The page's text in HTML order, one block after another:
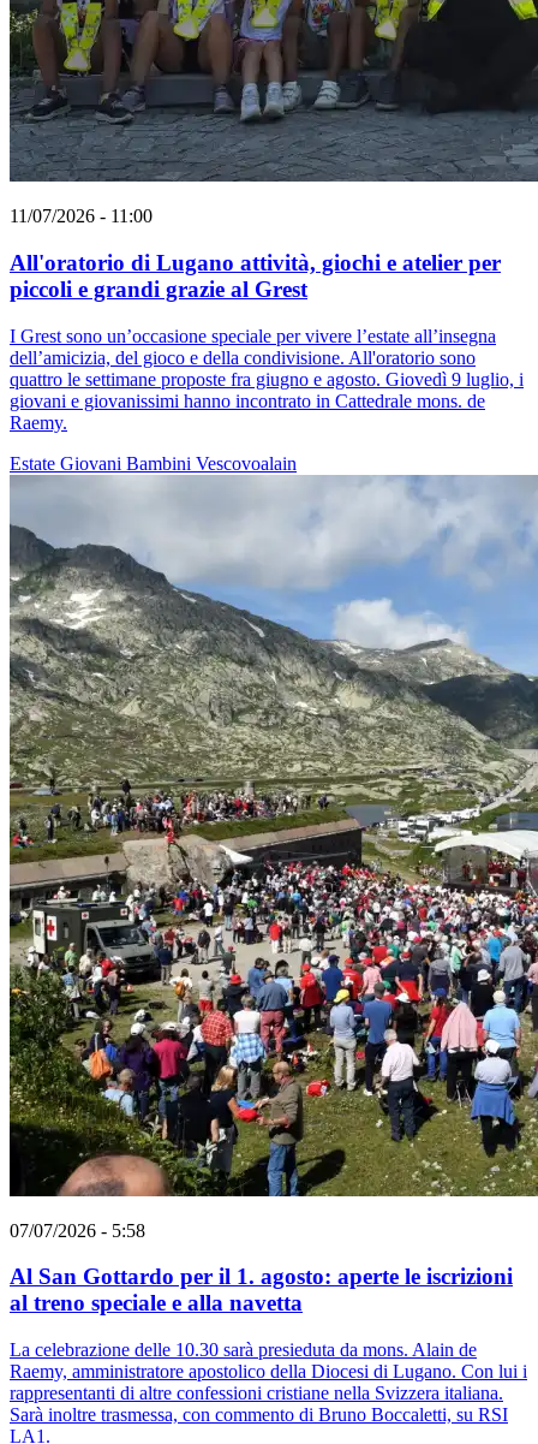
11/07/2026 - 11:00
All'oratorio di Lugano attività, giochi e atelier per
piccoli e grandi grazie al Grest
I Grest sono un’occasione speciale per vivere l’estate all’insegna
dell’amicizia, del gioco e della condivisione. All'oratorio sono
quattro le settimane proposte fra giugno e agosto. Giovedì 9 luglio, i
giovani e giovanissimi hanno incontrato in Cattedrale mons. de
Raemy.
Estate Giovani Bambini Vescovoalain
07/07/2026 - 5:58
Al San Gottardo per il 1. agosto: aperte le iscrizioni
al treno speciale e alla navetta
La celebrazione delle 10.30 sarà presieduta da mons. Alain de
Raemy, amministratore apostolico della Diocesi di Lugano. Con lui i
rappresentanti di altre confessioni cristiane nella Svizzera italiana.
Sarà inoltre trasmessa, con commento di Bruno Boccaletti, su RSI
LA1.